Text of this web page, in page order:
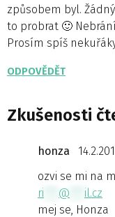
způsobem byl.
to probrat 🙂
Prosím spíš
ODPOVĚDĚT
Zkušenosti
honza
ozvi se mi na
ri
@
il.cz
mej se, Honza